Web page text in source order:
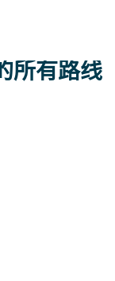
所有路线